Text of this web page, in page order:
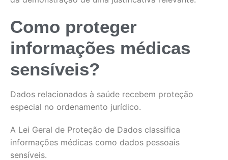
Como proteger
informações médicas
sensíveis?
Dados relacionados à saúde recebem proteção
especial no ordenamento jurídico.
A Lei Geral de Proteção de Dados classifica
informações médicas como dados pessoais
sensíveis.